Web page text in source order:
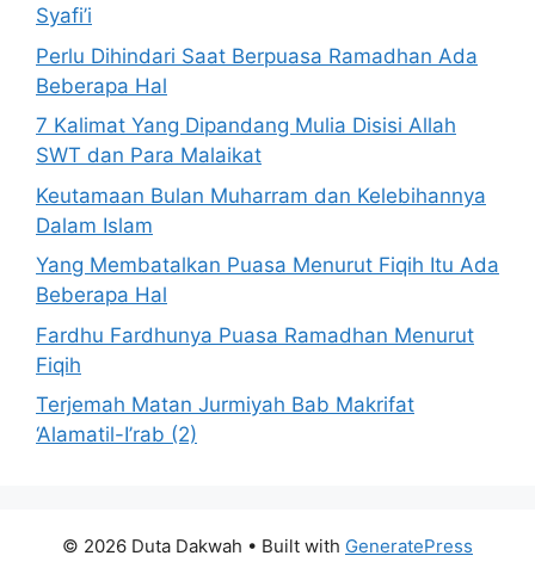
Syafi’i
Perlu Dihindari Saat Berpuasa Ramadhan Ada
Beberapa Hal
7 Kalimat Yang Dipandang Mulia Disisi Allah
SWT dan Para Malaikat
Keutamaan Bulan Muharram dan Kelebihannya
Dalam Islam
Yang Membatalkan Puasa Menurut Fiqih Itu Ada
Beberapa Hal
Fardhu Fardhunya Puasa Ramadhan Menurut
Fiqih
Terjemah Matan Jurmiyah Bab Makrifat
‘Alamatil-I’rab (2)
© 2026 Duta Dakwah • Built with GeneratePress